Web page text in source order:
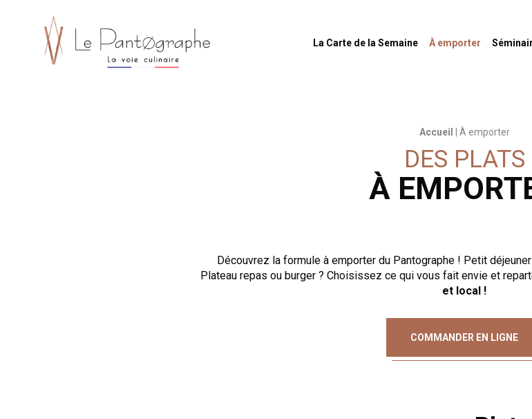
Le Pantographe Restaurant éco-responsable à KMØ Mulhouse
La Carte de la Semaine À emporter
Accueil À emporter
DES PLATS
À
Découvrez la formule à emporter du Pantographe ! Petit
Plateau repas ou burger ? Choisissez ce qui vous fait envie et
et local !
COMMANDER EN LIGNE